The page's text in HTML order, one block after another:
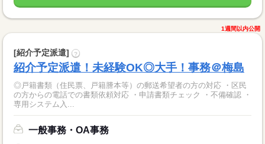
1週間以内公開
[紹介予定派遣] ?
紹介予定派遣！未経験OK◎大手！事務＠梅島
◎戸籍書類（住民票、戸籍謄本等）の郵送希望者の方の対応 ・区民
の方からの電話での書類依頼対応 ・申請書類チェック ・不備確認 ・
専用システム入...
一般事務・OA事務